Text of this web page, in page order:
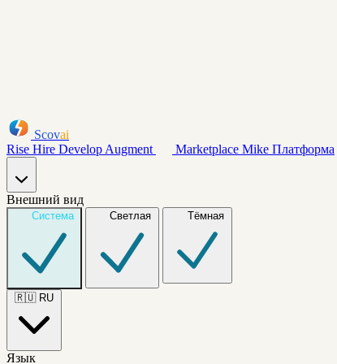
Scovai
Rise Hire Develop Augment Marketplace Mike Платформа
Внешний вид
Система Светлая Тёмная
🇷🇺 RU
Язык